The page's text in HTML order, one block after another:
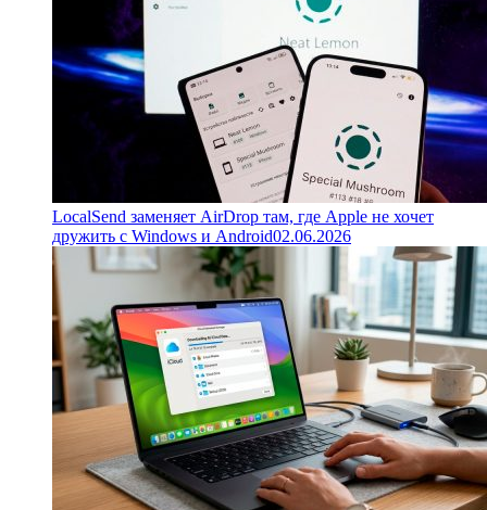
LocalSend заменяет AirDrop там, где Apple не хочет
дружить с Windows и Android02.06.2026